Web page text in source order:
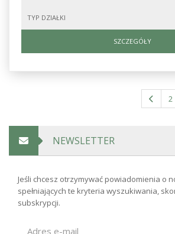
TYP DZIAŁKI
SZCZEGÓŁY
2
NEWSLETTER
Jeśli chcesz otrzymywać powiadomienia o
spełniających te kryteria wyszukiwania,
subskrypcji.